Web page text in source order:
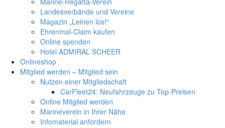
Landesverbände und Vereine
Magazin „Leinen los!“
Ehrenmal-Claim kaufen
Online spenden
Hotel ADMIRAL SCHEER
Onlineshop
Mitglied werden – Mitglied sein
Nutzen einer Mitgliedschaft
CarFleet24: Neufahrzeuge zu Top-Preisen
Online Mitglied werden
Marineverein in Ihrer Nähe
Infomaterial anfordern